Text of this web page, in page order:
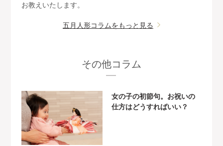
お教えいたします。
五月人形コラムをもっと見る
その他コラム
女の子の初節句。お祝いの
仕方はどうすればいい？